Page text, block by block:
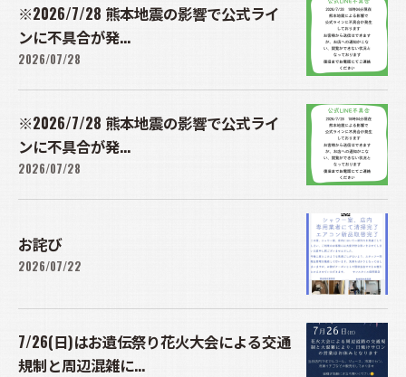
※2026/7/28 熊本地震の影響で公式ライ
ンに不具合が発...
2026/07/28
※2026/7/28 熊本地震の影響で公式ライ
ンに不具合が発...
2026/07/28
お詫び
2026/07/22
7/26(日)はお遺伝祭り花火大会による交通
規制と周辺混雑に...